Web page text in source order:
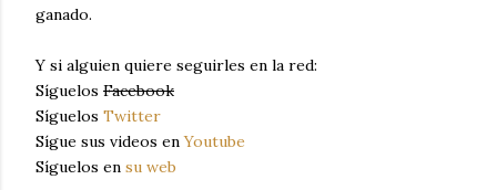
ganado.
Y si alguien quiere seguirles en la red:
Síguelos Facebook
Síguelos Twitter
Sígue sus videos enYoutube
Síguelos en su web